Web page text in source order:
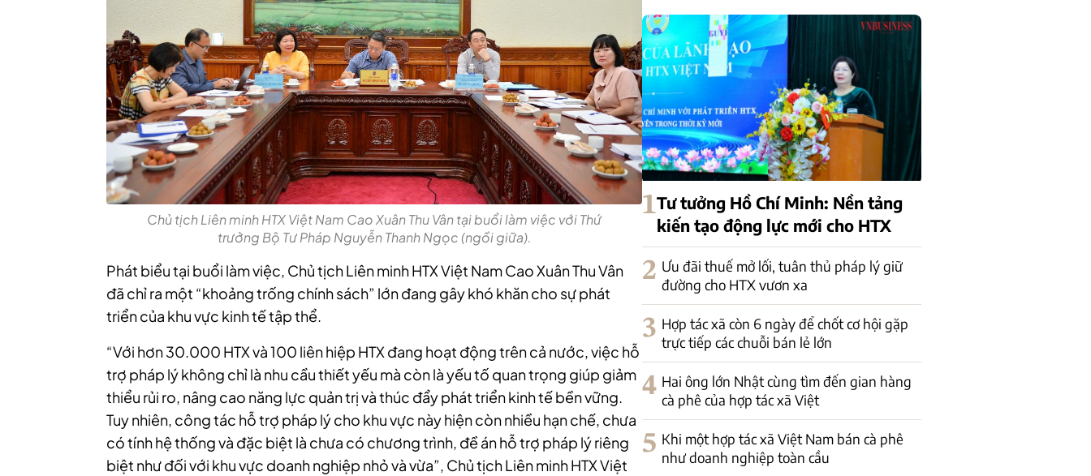
Chủ tịch Liên minh HTX Việt Nam Cao Xuân Thu Vân tại buổi làm việc với Thứ
trưởng Bộ Tư Pháp Nguyễn Thanh Ngọc (ngồi giữa).
Phát biểu tại buổi làm việc, Chủ tịch Liên minh HTX Việt Nam Cao Xuân Thu Vân
đã chỉ ra một “khoảng trống chính sách” lớn đang gây khó khăn cho sự phát
triển của khu vực kinh tế tập thể.
“Với hơn 30.000 HTX và 100 liên hiệp HTX đang hoạt động trên cả nước, việc hỗ
trợ pháp lý không chỉ là nhu cầu thiết yếu mà còn là yếu tố quan trọng giúp giảm
thiểu rủi ro, nâng cao năng lực quản trị và thúc đẩy phát triển kinh tế bền vững.
Tuy nhiên, công tác hỗ trợ pháp lý cho khu vực này hiện còn nhiều hạn chế, chưa
có tính hệ thống và đặc biệt là chưa có chương trình, đề án hỗ trợ pháp lý riêng
biệt như đối với khu vực doanh nghiệp nhỏ và vừa”, Chủ tịch Liên minh HTX Việt
1Tư tưởng Hồ Chí Minh: Nền tảng
kiến tạo động lực mới cho HTX
2 Ưu đãi thuế mở lối, tuân thủ pháp lý giữ
đường cho HTX vươn xa
3 Hợp tác xã còn 6 ngày để chốt cơ hội gặp
trực tiếp các chuỗi bán lẻ lớn
4 Hai ông lớn Nhật cùng tìm đến gian hàng
cà phê của hợp tác xã Việt
5 Khi một hợp tác xã Việt Nam bán cà phê
như doanh nghiệp toàn cầu